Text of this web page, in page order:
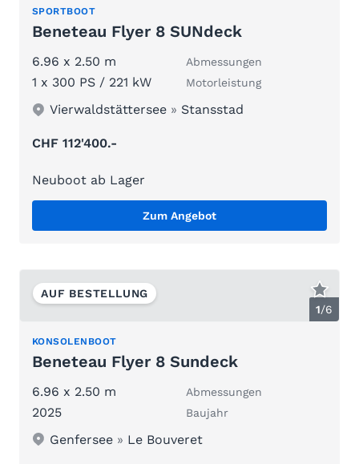
SPORTBOOT
Beneteau Flyer 8 SUNdeck
6.96 x 2.50 m Abmessungen
1 x 300 PS / 221 kW Motorleistung
Vierwaldstättersee » Stansstad
CHF 112'400.-
Neuboot ab Lager
Zum Angebot
1/6
AUF BESTELLUNG
KONSOLENBOOT
Beneteau Flyer 8 Sundeck
6.96 x 2.50 m Abmessungen
2025 Baujahr
Genfersee » Le Bouveret